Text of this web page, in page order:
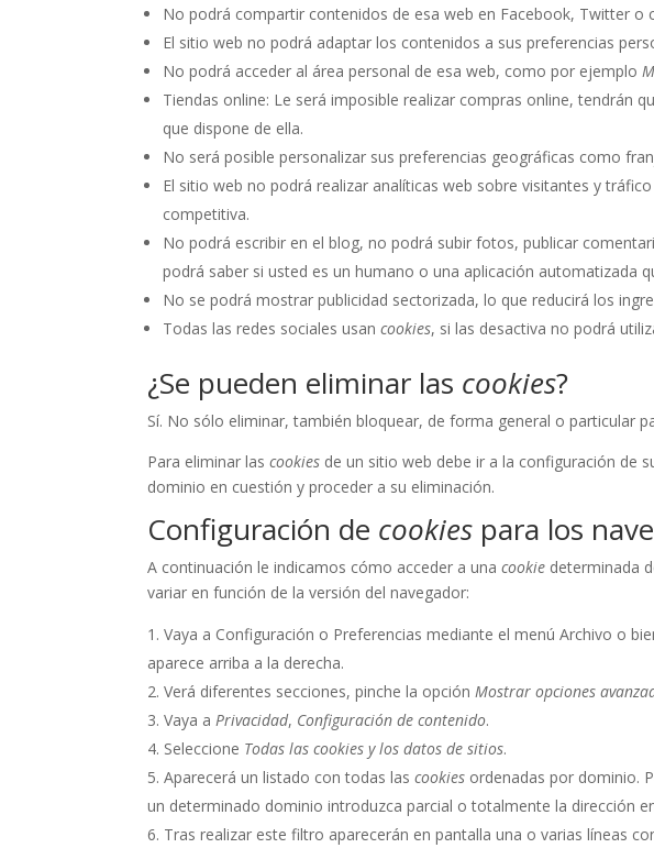
No podrá compartir contenidos de esa web en Facebook, Twitter o
El sitio web no podrá adaptar los contenidos a sus preferencias
No podrá acceder al área personal de esa web, como por ejemplo
Tiendas online: Le será imposible realizar compras online, tendrán
que dispone de ella.
No será posible personalizar sus preferencias geográficas como
El sitio web no podrá realizar analíticas web sobre visitantes y
competitiva.
No podrá escribir en el blog, no podrá subir fotos, publicar
podrá saber si usted es un humano o una aplicación automatizada
No se podrá mostrar publicidad sectorizada, lo que reducirá los
Todas las redes sociales usancookies, si las desactiva no podrá
¿Se pueden eliminar las cookies?
Sí. No sólo eliminar, también bloquear, de forma general o particular
Para eliminar lascookies de un sitio web debe ir a la configuración de
dominio en cuestión y proceder a su eliminación.
Configuración de cookies para los
A continuación le indicamos cómo acceder a unacookie determinada
variar en función de la versión del navegador:
Vaya a Configuración o Preferencias mediante el menú Archivo o
aparece arriba a la derecha.
Verá diferentes secciones, pinche la opciónMostrar opciones
Vaya aPrivacidad, Configuración de contenido.
Seleccione Todas lascookies y los datos de sitios.
Aparecerá un listado con todas lascookies ordenadas por dominio.
un determinado dominio introduzca parcial o totalmente la dirección
Tras realizar este filtro aparecerán en pantalla una o varias líneas